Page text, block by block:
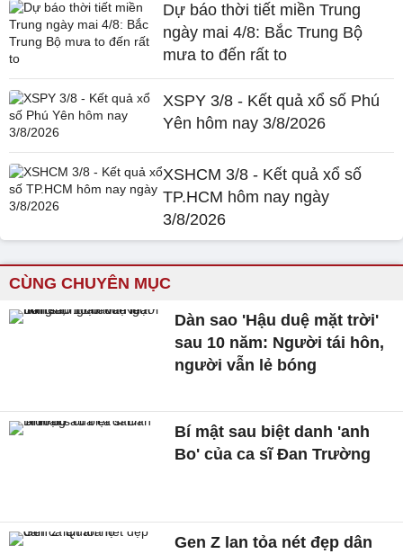
Dự báo thời tiết miền Trung
ngày mai 4/8: Bắc Trung Bộ
mưa to đến rất to
XSPY 3/8 - Kết quả xổ số Phú
Yên hôm nay 3/8/2026
XSHCM 3/8 - Kết quả xổ số
TP.HCM hôm nay ngày
3/8/2026
CÙNG CHUYÊN MỤC
Dàn sao 'Hậu duệ mặt trời'
sau 10 năm: Người tái hôn,
người vẫn lẻ bóng
Bí mật sau biệt danh 'anh
Bo' của ca sĩ Đan Trường
Gen Z lan tỏa nét đẹp dân